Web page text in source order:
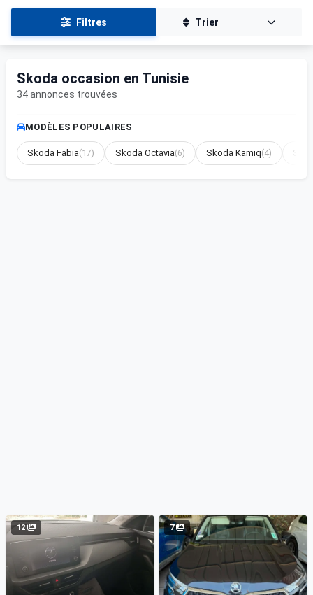
Filtres Trier
Skoda occasion en Tunisie
34 annonces trouvées
MODÈLES POPULAIRES
Skoda Fabia(17) Skoda Octavia(6) Skoda Kamiq(4)
12 7